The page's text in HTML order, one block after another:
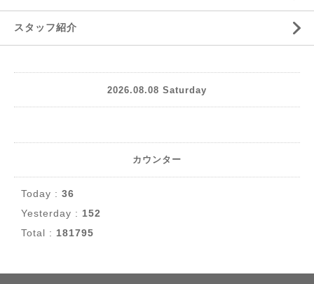
スタッフ紹介
2026.08.08 Saturday
カウンター
Today : 36
Yesterday : 152
Total : 181795